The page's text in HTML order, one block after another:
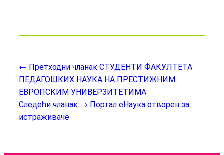
← Претходни чланак СТУДЕНТИ ФАКУЛТЕТА
ПЕДАГОШКИХ НАУКА НА ПРЕСТИЖНИМ
ЕВРОПСКИМ УНИВЕРЗИТЕТИМА
Следећи чланак → Портал еНаука отворен за
истраживаче